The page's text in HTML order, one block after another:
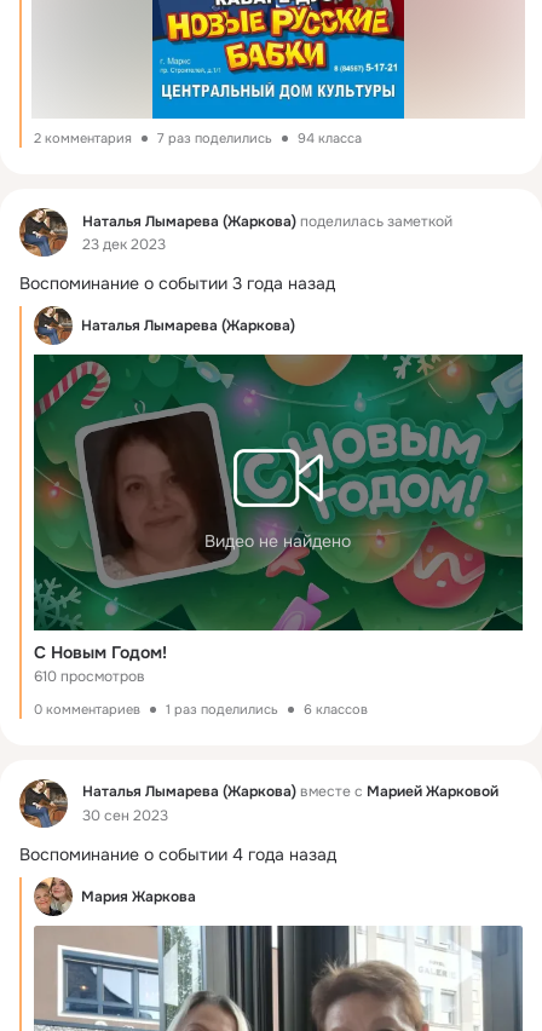
2 комментария 7 раз поделились 94 класса
Фид Наталья Лымарева (Жаркова)поделилась заметкой
23 дек 2023
Воспоминание о событии 3 года назад
Наталья Лымарева (Жаркова)
Видео не найдено
С Новым Годом!
610 просмотров
0 комментариев 1 раз поделились 6 классов
Фид Наталья Лымарева (Жаркова)вместе с Марией Жарковой
30 сен 2023
Воспоминание о событии 4 года назад
Мария Жаркова